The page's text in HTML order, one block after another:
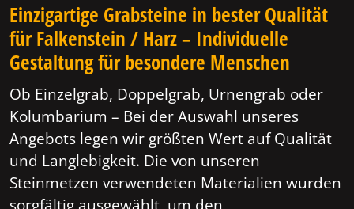
Einzigartige Grabsteine in bester Qualität
für Falkenstein / Harz – Individuelle
Gestaltung für besondere Menschen
Ob Einzelgrab, Doppelgrab, Urnengrab oder
Kolumbarium – Bei der Auswahl unseres
Angebots legen wir größten Wert auf Qualität
und Langlebigkeit. Die von unseren
Steinmetzen verwendeten Materialien wurden
sorgfältig ausgewählt, um den